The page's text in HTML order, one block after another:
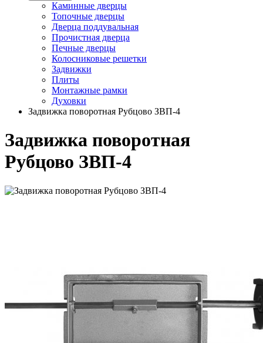
Каминные дверцы
Топочные дверцы
Дверца поддувальная
Прочистная дверца
Печные дверцы
Колосниковые решетки
Задвижки
Плиты
Монтажные рамки
Духовки
Задвижка поворотная Рубцово ЗВП-4
Задвижка поворотная
Рубцово ЗВП-4